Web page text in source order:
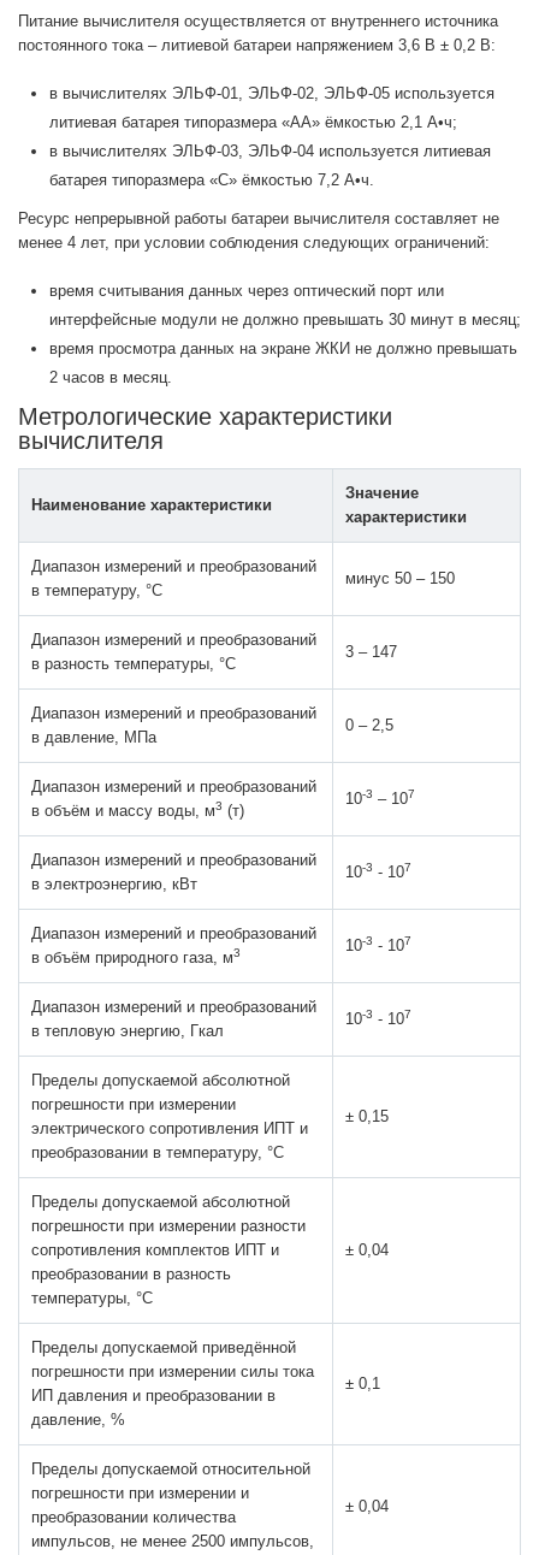
Питание вычислителя осуществляется от внутреннего источника
постоянного тока – литиевой батареи напряжением 3,6 В ± 0,2 В:
в вычислителях ЭЛЬФ-01, ЭЛЬФ-02, ЭЛЬФ-05 используется
литиевая батарея типоразмера «АА» ёмкостью 2,1 А•ч;
в вычислителях ЭЛЬФ-03, ЭЛЬФ-04 используется литиевая
батарея типоразмера «С» ёмкостью 7,2 А•ч.
Ресурс непрерывной работы батареи вычислителя составляет не
менее 4 лет, при условии соблюдения следующих ограничений:
время считывания данных через оптический порт или
интерфейсные модули не должно превышать 30 минут в месяц;
время просмотра данных на экране ЖКИ не должно превышать
2 часов в месяц.
Метрологические характеристики
вычислителя
Наименование характеристики
Значение
характеристики
Диапазон измерений и преобразований
в температуру, °С
минус 50 – 150
Диапазон измерений и преобразований
в разность температуры, °С
3 – 147
Диапазон измерений и преобразований
в давление, МПа
0 – 2,5
Диапазон измерений и преобразований
в объём и массу воды, м3 (т)
10-3 – 107
Диапазон измерений и преобразований
в электроэнергию, кВт
10-3 - 107
Диапазон измерений и преобразований
в объём природного газа, м3 10-3 - 107
Диапазон измерений и преобразований
в тепловую энергию, Гкал
10-3 - 107
Пределы допускаемой абсолютной
погрешности при измерении
электрического сопротивления ИПТ и
преобразовании в температуру, °С
± 0,15
Пределы допускаемой абсолютной
погрешности при измерении разности
сопротивления комплектов ИПТ и
преобразовании в разность
температуры, °С
± 0,04
Пределы допускаемой приведённой
погрешности при измерении силы тока
ИП давления и преобразовании в
давление, %
± 0,1
Пределы допускаемой относительной
погрешности при измерении и
преобразовании количества
импульсов, не менее 2500 импульсов,
± 0,04